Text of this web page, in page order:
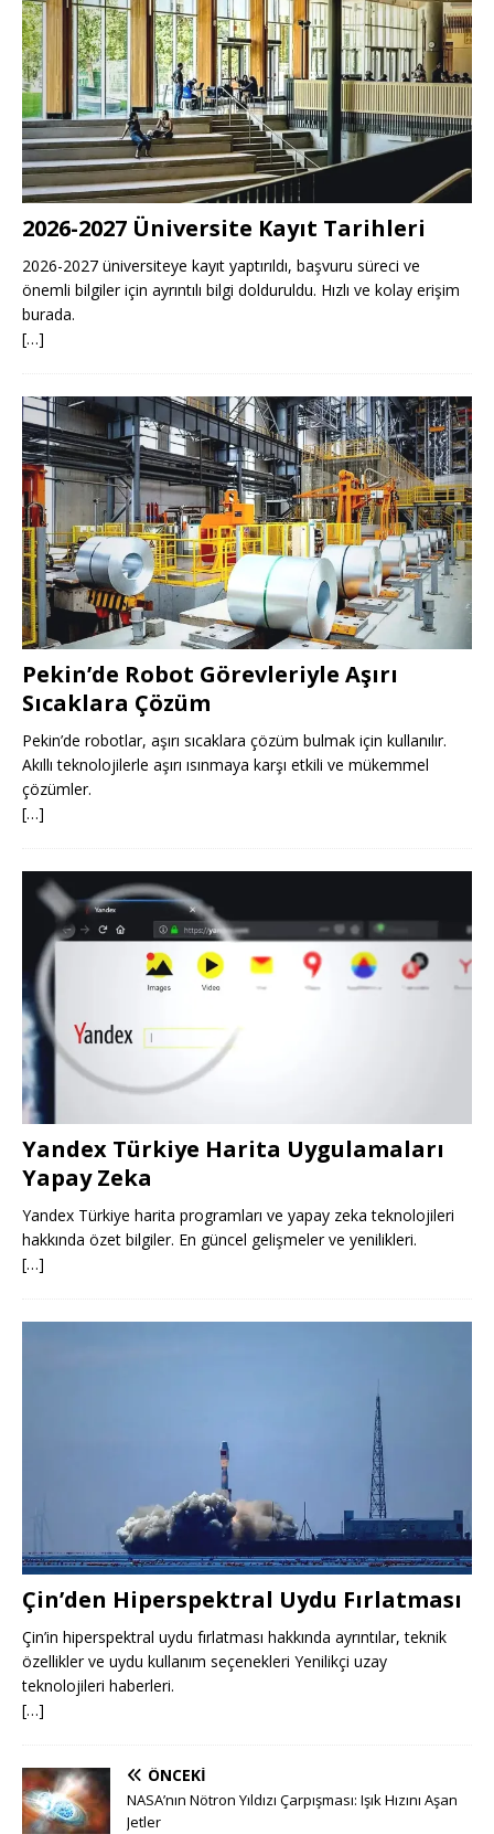
2026-2027 Üniversite Kayıt Tarihleri ​​
2026-2027 üniversiteye kayıt yaptırıldı, başvuru süreci ve
önemli bilgiler için ayrıntılı bilgi dolduruldu. Hızlı ve kolay erişim
burada.
[…]
Pekin’de Robot Görevleriyle Aşırı
Sıcaklara Çözüm
Pekin’de robotlar, aşırı sıcaklara çözüm bulmak için kullanılır.
Akıllı teknolojilerle aşırı ısınmaya karşı etkili ve mükemmel
çözümler.
[…]
Yandex Türkiye Harita Uygulamaları
Yapay Zeka
Yandex Türkiye harita programları ve yapay zeka teknolojileri
hakkında özet bilgiler. En güncel gelişmeler ve yenilikleri.
[…]
Çin’den Hiperspektral Uydu Fırlatması
Çin’in hiperspektral uydu fırlatması hakkında ayrıntılar, teknik
özellikler ve uydu kullanım seçenekleri Yenilikçi uzay
teknolojileri haberleri.
[…]
ÖNCEKI
NASA’nın Nötron Yıldızı Çarpışması: Işık Hızını Aşan
Jetler